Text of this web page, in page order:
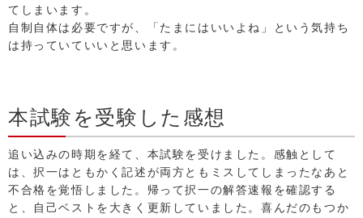
てしまいます。
自制自体は必要ですが、「たまにはいいよね」という気持ち
は持っていていいと思います。
本試験を受験した感想
追い込みの時期を経て、本試験を受けました。感触として
は、択一はともかく記述が両方ともミスしてしまったなあと
不合格を覚悟しました。帰って択一の解答速報を確認する
と、自己ベストを大きく更新していました。喜んだのもつか